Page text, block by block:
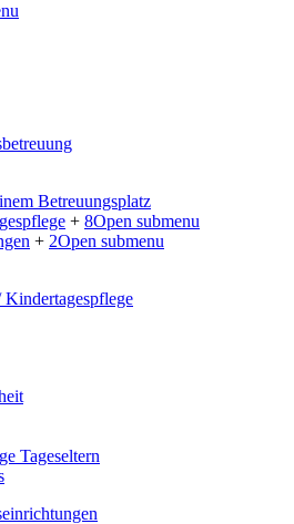
Betreuungsplatz
+ 8Open submenu
+ 2Open submenu
Kindertagespflege
Tageseltern